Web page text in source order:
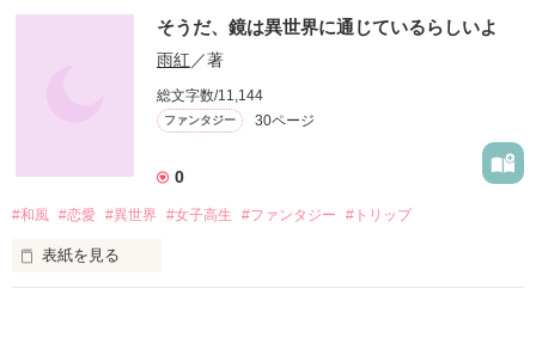
世界に名を轟かせる大企業の代表の青年が、幸薄な少女に恋し
て閉じ込める話。ヤンデレ。
作品を読む
そうだ、鏡は異世界に通じているらしいよ
雨紅 ／著
総文字数/11,144
ファンタジー 30ページ
0
#和風 #恋愛 #異世界 #女子高生 #ファンタジー #トリップ
表紙を見る